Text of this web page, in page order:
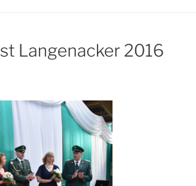
Langenacker 2016